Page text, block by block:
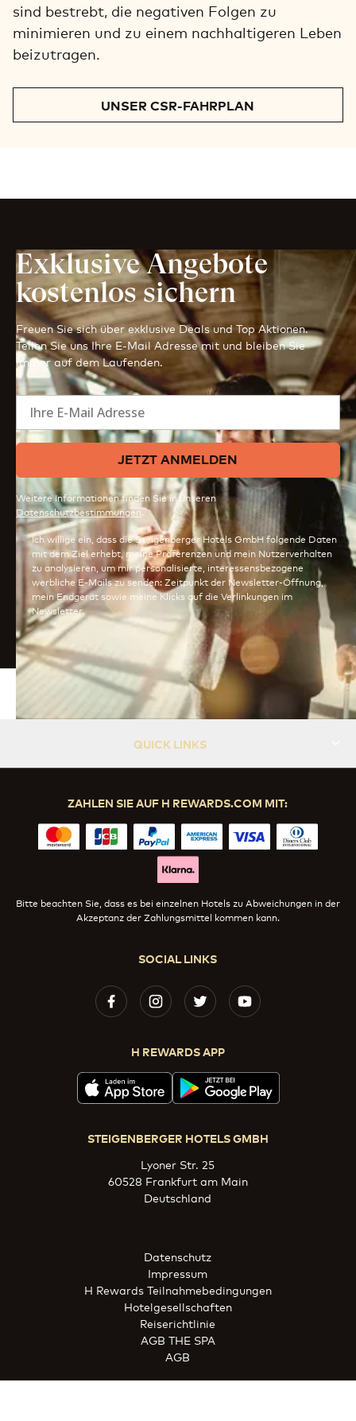
sind bestrebt, die negativen Folgen zu
minimieren und zu einem nachhaltigeren Leben
beizutragen.
UNSER CSR-FAHRPLAN
Exklusive Angebote
kostenlos sichern
Freuen Sie sich über exklusive Deals und Top Aktionen.
Teilen Sie uns Ihre E-Mail Adresse mit und bleiben Sie
immer auf dem Laufenden.
Ihre E-Mail Adresse
JETZT ANMELDEN
Weitere Informationen finden Sie in unseren
Datenschutzbestimmungen.
Ich willige ein, dass die Steigenberger Hotels GmbH folgende Daten
mit dem Ziel erhebt, meine Präferenzen und mein Nutzerverhalten
zu analysieren, um mir personalisierte, interessensbezogene
werbliche E-Mails zu senden: Zeitpunkt der Newsletter-Öffnung,
mein Endgerät sowie meine Klicks auf die Verlinkungen im
Newsletter.
QUICK LINKS
SOCIAL LINKS
H REWARDS APP
STEIGENBERGER HOTELS GMBH
Lyoner Str. 25
60528 Frankfurt am Main
Deutschland
ZAHLEN SIE AUF H REWARDS.COM MIT:
Bitte beachten Sie, dass es bei einzelnen Hotels zu Abweichungen in der
Akzeptanz der Zahlungsmittel kommen kann.
Datenschutz
Impressum
H Rewards Teilnahmebedingungen
Hotelgesellschaften
Reiserichtlinie
AGB THE SPA
AGB